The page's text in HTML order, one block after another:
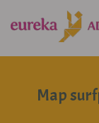
Map